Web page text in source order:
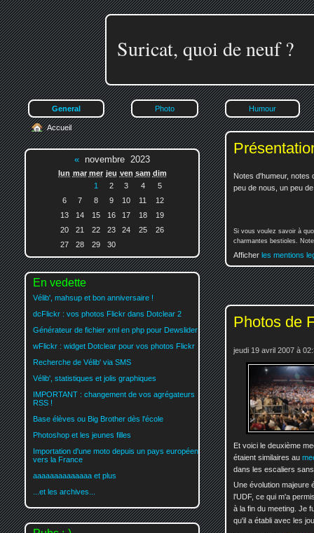
Suricat, quoi de neuf ?
General Photo Humour
Notes d'humeur, notes
peu de nous, un peu
Si vous voulez savoir à
charmantes bestioles.
Afficher les mentions
Photos de
jeudi 19 avril 2007 à
Et voici le deuxième
étaient similaires au
dans les escaliers
Une évolution majeure
l'UDF, ce qui m'a
à la fin du meeting. Je
qu'il a établi avec les
Accueil
« novembre 2023
lun mar mer jeu ven sam dim
1
2 3 4
5
6
7 8 9 10 11
12
13
14 15 16 17 18
19
20
21 22 23 24 25
26
27
28 29 30
En vedette
Vélib', mahsup et bon anniversaire !
dcFlickr : vos photos Flickr dans Dotclear 2
Générateur de fichier xml en php pour Dewslider
wFlickr : widget Dotclear pour vos photos Flickr
Recherche de Vélib' via SMS
Vélib', statistiques et jolis graphiques
IMPORTANT : changement de vos agrégateurs
RSS !
Base élèves ou Big Brother dès l'école
Photoshop et les jeunes filles
Importation d'une moto depuis un pays européen
vers la France
aaaaaaaaaaaaaa et plus
...et les archives...